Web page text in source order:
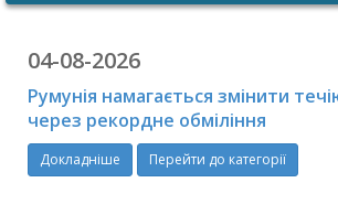
04-08-2026
Румунія намагається змінити
через рекордне обміління
Докладніше Перейти до категорії